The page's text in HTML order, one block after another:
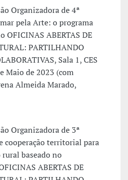
Organizadora de 4ª
pela Arte: o programa
OFICINAS ABERTAS DE
PARTILHANDO
Sala 1, CES
Maio de 2023 (com
Almeida Marado,
Organizadora de 3ª
cooperação territorial para
baseado no
ABERTAS DE